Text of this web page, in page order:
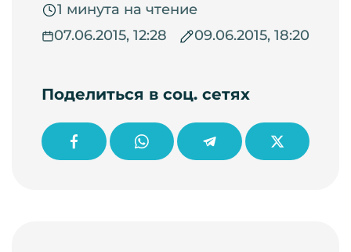
1 минута на чтение
07.06.2015, 12:28
09.06.2015, 18:20
Поделиться в соц. сетях